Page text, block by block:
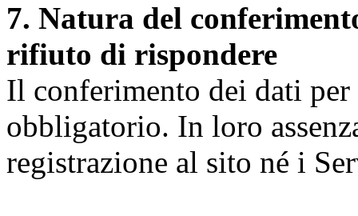
7. Natura del
rifiuto di rispondere
Il conferimento dei dati
obbligatorio. In loro
registrazione al sito né i